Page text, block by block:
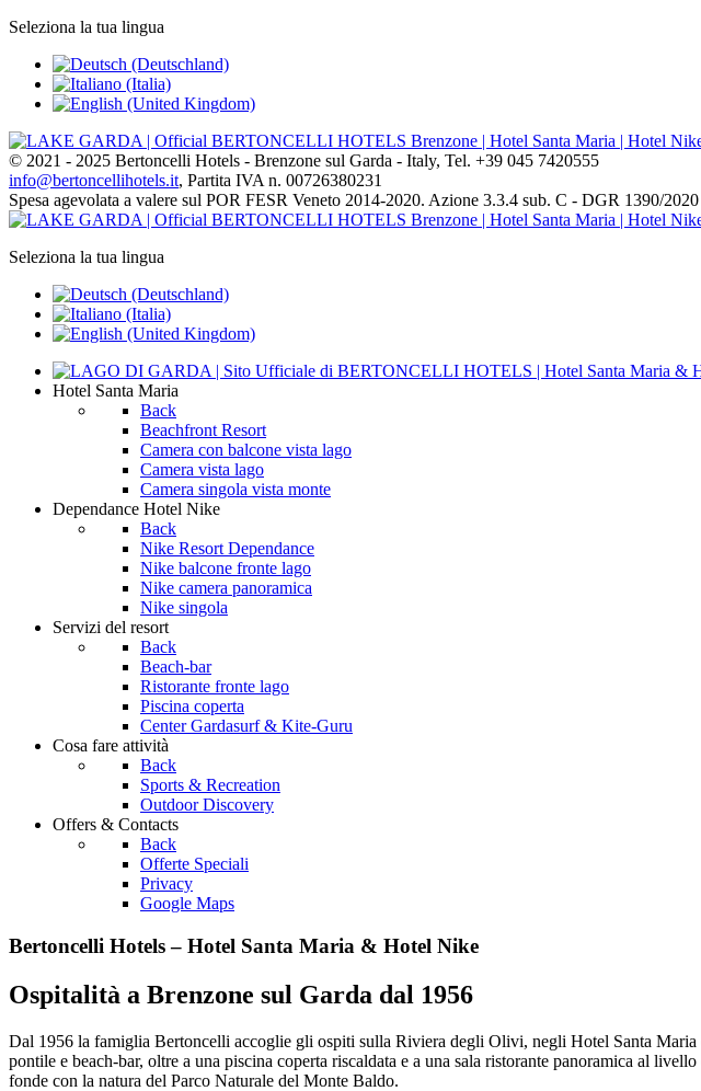
Seleziona la tua lingua
© 2021 - 2025 Bertoncelli Hotels - Brenzone sul Garda - Italy, Tel. +39 045 7420555
info@bertoncellihotels.it, Partita IVA n. 00726380231
Spesa agevolata a valere sul POR FESR Veneto 2014-2020. Azione 3.3.4 sub. C - DGR 1390/2020
Seleziona la tua lingua
Hotel Santa Maria
Back
Beachfront Resort
Camera con balcone vista lago
Camera vista lago
Camera singola vista monte
Dependance Hotel Nike
Back
Nike Resort Dependance
Nike balcone fronte lago
Nike camera panoramica
Nike singola
Servizi del resort
Back
Beach-bar
Ristorante fronte lago
Piscina coperta
Center Gardasurf & Kite-Guru
Cosa fare attività
Back
Sports & Recreation
Outdoor Discovery
Offers & Contacts
Back
Offerte Speciali
Privacy
Google Maps
Bertoncelli Hotels – Hotel Santa Maria & Hotel Nike
Ospitalità a Brenzone sul Garda dal 1956
Dal 1956 la famiglia Bertoncelli accoglie gli ospiti sulla Riviera degli Olivi, negli Hotel Santa
pontile e beach‑bar, oltre a una piscina coperta riscaldata e a una sala ristorante panoramica al
fonde con la natura del Parco Naturale del Monte Baldo.